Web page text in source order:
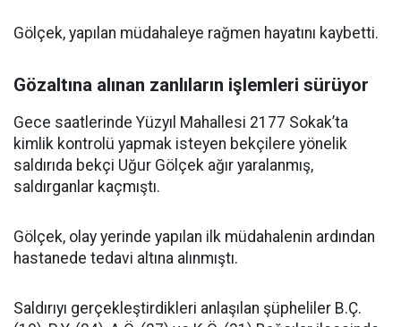
Gölçek, yapılan müdahaleye rağmen hayatını kaybetti.
Gözaltına alınan zanlıların işlemleri sürüyor
Gece saatlerinde Yüzyıl Mahallesi 2177 Sokak’ta
kimlik kontrolü yapmak isteyen bekçilere yönelik
saldırıda bekçi Uğur Gölçek ağır yaralanmış,
saldırganlar kaçmıştı.
Gölçek, olay yerinde yapılan ilk müdahalenin ardından
hastanede tedavi altına alınmıştı.
Saldırıyı gerçekleştirdikleri anlaşılan şüpheliler B.Ç.